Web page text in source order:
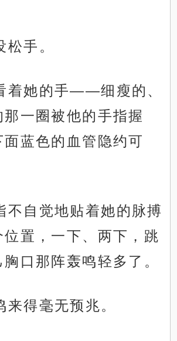
松手。
着她的手——细瘦的、
那一圈被他的手指握
蓝色的血管隐约可
不自觉地贴着她的脉搏
位置，一下、两下，跳
口那阵轰鸣轻多了。
来得毫无预兆。